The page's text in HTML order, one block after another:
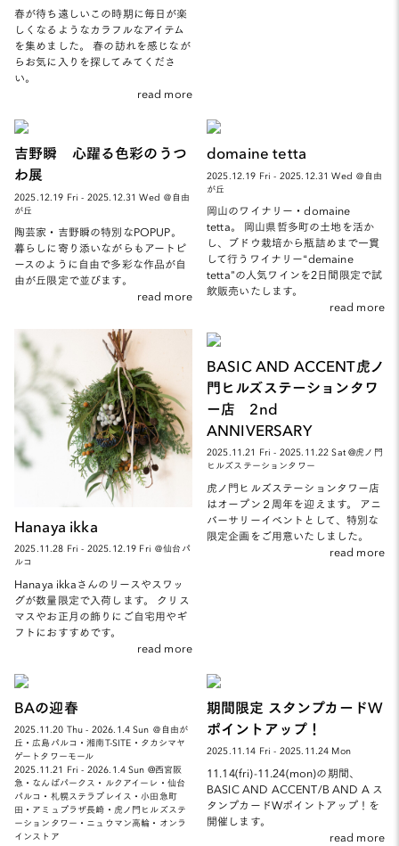
春が待ち遠しいこの時期に毎日が楽
しくなるようなカラフルなアイテム
を集めました。 春の訪れを感じなが
らお気に入りを探してみてくださ
い。
read more
吉野瞬 心躍る色彩のうつ
わ展
2025.12.19 Fri - 2025.12.31 Wed ＠自由
が丘
陶芸家・吉野瞬の特別なPOPUP。
暮らしに寄り添いながらもアートピ
ースのように自由で多彩な作品が自
由が丘限定で並びます。
read more
domaine tetta
2025.12.19 Fri - 2025.12.31 Wed ＠自由
が丘
岡山のワイナリー・domaine
tetta。 岡山県哲多町の土地を活か
し、ブドウ栽培から瓶詰めまで一貫
して行うワイナリー“demaine
tetta”の人気ワインを2日間限定で試
飲販売いたします。
read more
Hanaya ikka
2025.11.28 Fri - 2025.12.19 Fri ＠仙台パ
ルコ
Hanaya ikkaさんのリースやスワッ
グが数量限定で入荷します。 クリス
マスやお正月の飾りにご自宅用やギ
フトにおすすめです。
read more
BASIC AND ACCENT虎ノ
門ヒルズステーションタワ
ー店 2nd
ANNIVERSARY
2025.11.21 Fri - 2025.11.22 Sat @虎ノ門
ヒルズステーションタワー
虎ノ門ヒルズステーションタワー店
はオープン２周年を迎えます。 アニ
バーサリーイベントとして、特別な
限定企画をご用意いたしました。
read more
BAの迎春
2025.11.20 Thu - 2026.1.4 Sun ＠自由が
丘・広島パルコ・湘南T-SITE・タカシマヤ
ゲートタワーモール
2025.11.21 Fri - 2026.1.4 Sun @西宮阪
急・なんばパークス・ルクアイーレ・仙台
パルコ・札幌ステラプレイス・小田急町
田・アミュプラザ長崎・虎ノ門ヒルズステ
ーションタワー・ニュウマン高輪・オンラ
インストア
期間限定 スタンプカードW
ポイントアップ！
2025.11.14 Fri - 2025.11.24 Mon
11.14(fri)-11.24(mon)の期間、
BASIC AND ACCENT/B AND A ス
タンプカードWポイントアップ！を
開催します。
read more